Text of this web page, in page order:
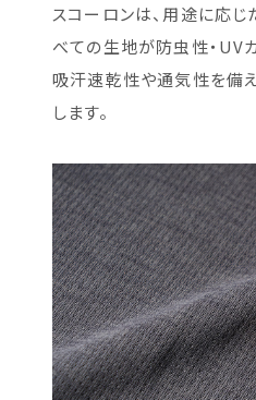
スコーロンは、用途に応
べての生地が防虫性・UV
吸汗速乾性や通気性を備
します。